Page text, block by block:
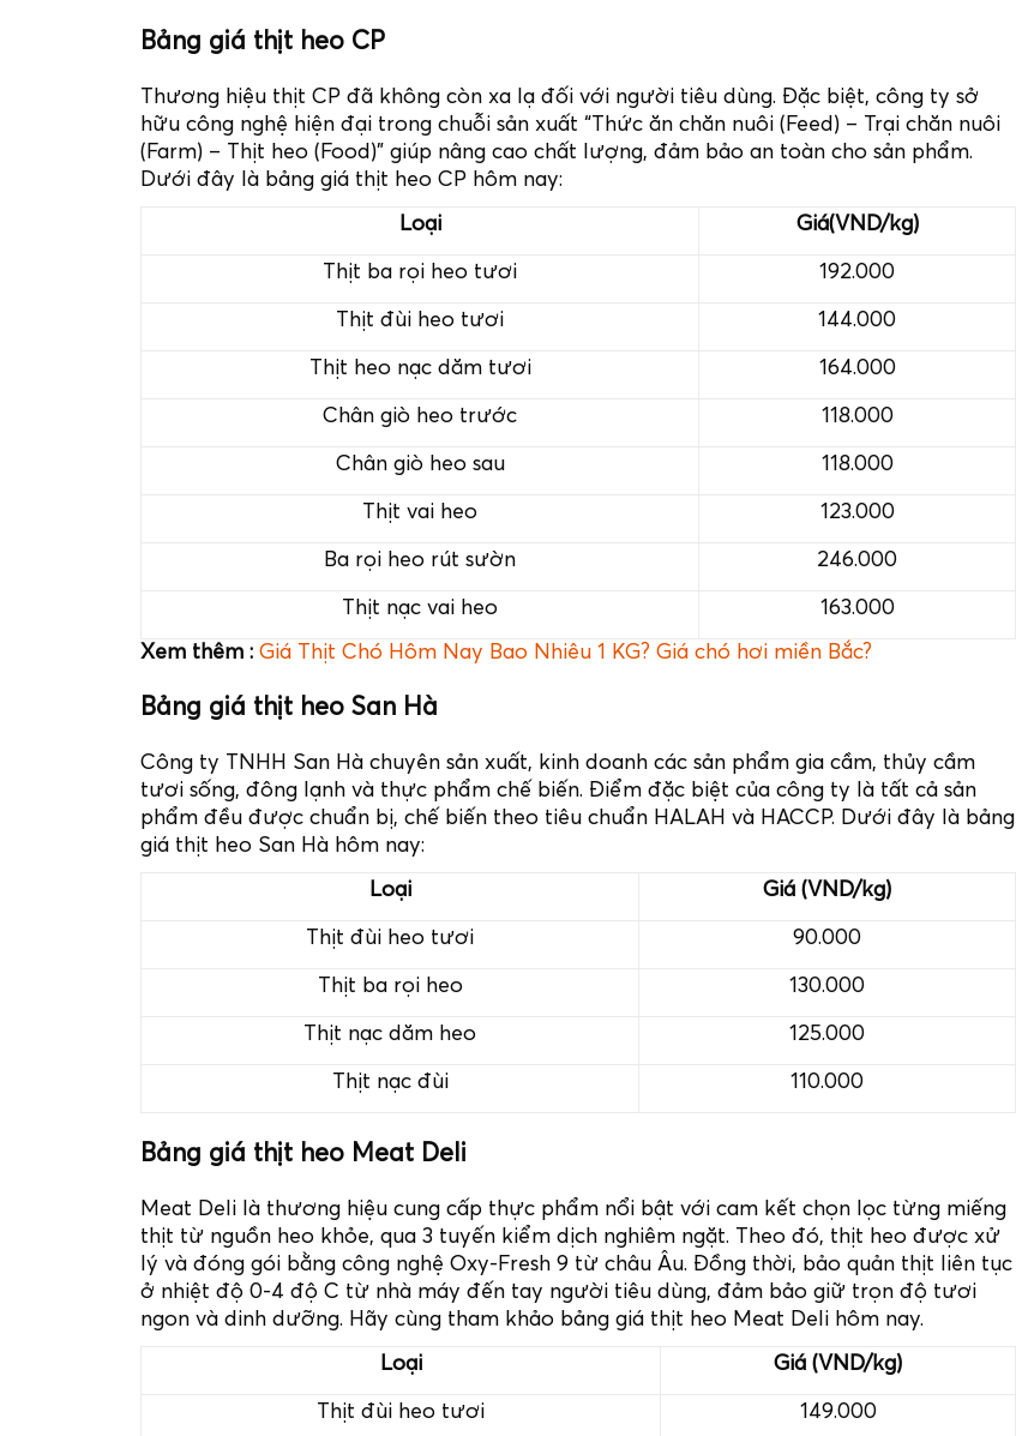
Bảng giá thịt heo CP
Thương hiệu thịt CP đã không còn xa lạ đối với người tiêu dùng. Đặc biệt, công ty sở
hữu công nghệ hiện đại trong chuỗi sản xuất “Thức ăn chăn nuôi (Feed) – Trại chăn nuôi
(Farm) – Thịt heo (Food)” giúp nâng cao chất lượng, đảm bảo an toàn cho sản phẩm.
Dưới đây là bảng giá thịt heo CP hôm nay:
Loại Giá(VND/kg)
Thịt ba rọi heo tươi 192.000
Thịt đùi heo tươi 144.000
Thịt heo nạc dăm tươi 164.000
Chân giò heo trước 118.000
Chân giò heo sau 118.000
Thịt vai heo 123.000
Ba rọi heo rút sườn 246.000
Thịt nạc vai heo 163.000
Xem thêm : Giá Thịt Chó Hôm Nay Bao Nhiêu 1 KG? Giá chó hơi miền Bắc?
Bảng giá thịt heo San Hà
Công ty TNHH San Hà chuyên sản xuất, kinh doanh các sản phẩm gia cầm, thủy cầm
tươi sống, đông lạnh và thực phẩm chế biến. Điểm đặc biệt của công ty là tất cả sản
phẩm đều được chuẩn bị, chế biến theo tiêu chuẩn HALAH và HACCP. Dưới đây là bảng
giá thịt heo San Hà hôm nay:
Loại Giá (VND/kg)
Thịt đùi heo tươi 90.000
Thịt ba rọi heo 130.000
Thịt nạc dăm heo 125.000
Thịt nạc đùi 110.000
Bảng giá thịt heo Meat Deli
Meat Deli là thương hiệu cung cấp thực phẩm nổi bật với cam kết chọn lọc từng miếng
thịt từ nguồn heo khỏe, qua 3 tuyến kiểm dịch nghiêm ngặt. Theo đó, thịt heo được xử
lý và đóng gói bằng công nghệ Oxy-Fresh 9 từ châu Âu. Đồng thời, bảo quản thịt liên tục
ở nhiệt độ 0-4 độ C từ nhà máy đến tay người tiêu dùng, đảm bảo giữ trọn độ tươi
ngon và dinh dưỡng. Hãy cùng tham khảo bảng giá thịt heo Meat Deli hôm nay.
Loại Giá (VND/kg)
Thịt đùi heo tươi 149.000